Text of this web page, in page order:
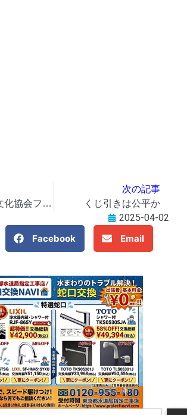
東久留米市文化協会フェスティバル18日～20日、まろにえホールで
次の記事
くじ引きは公平か
2025-04-02
Facebook Email